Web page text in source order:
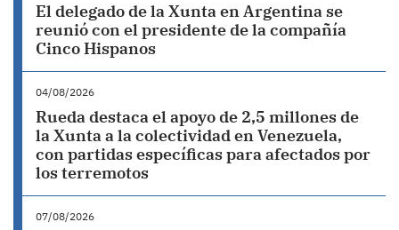
El delegado de la Xunta en Argentina se
reunió con el presidente de la compañía
Cinco Hispanos
04/08/2026
Rueda destaca el apoyo de 2,5 millones de
la Xunta a la colectividad en Venezuela,
con partidas específicas para afectados por
los terremotos
07/08/2026